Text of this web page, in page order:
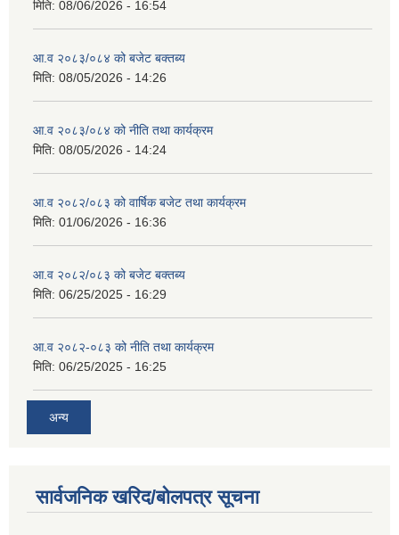
मिति: 08/06/2026 - 16:54
आ.व २०८३/०८४ को बजेट बक्तब्य
मिति: 08/05/2026 - 14:26
आ.व २०८३/०८४ को नीति तथा कार्यक्रम
मिति: 08/05/2026 - 14:24
आ.व २०८२/०८३ को वार्षिक बजेट तथा कार्यक्रम
मिति: 01/06/2026 - 16:36
आ.व २०८२/०८३ को बजेट बक्तब्य
मिति: 06/25/2025 - 16:29
आ.व २०८२-०८३ को नीति तथा कार्यक्रम
मिति: 06/25/2025 - 16:25
अन्य
सार्वजनिक खरिद/बोलपत्र सूचना